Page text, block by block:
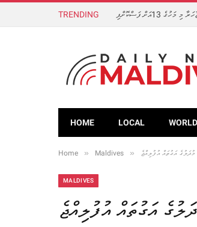
TRENDING 13އަށް ފަސްކޮށްފި
HOME LOCAL WORLD
Home » Maldives » އަގުތައް އުފުލިއްޖެ
MALDIVES
އަގުތައް އުފުލިއްޖެ